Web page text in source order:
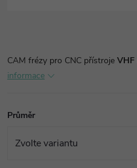
CAM frézy pro CNC přístroje VHF
informace
Průměr